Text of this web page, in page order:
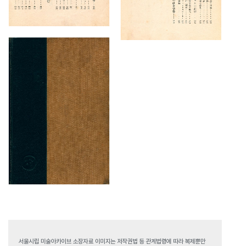
서울시립 미술아카이브 소장자료 이미지는 저작권법 등 관계법령에 따라 복제뿐만